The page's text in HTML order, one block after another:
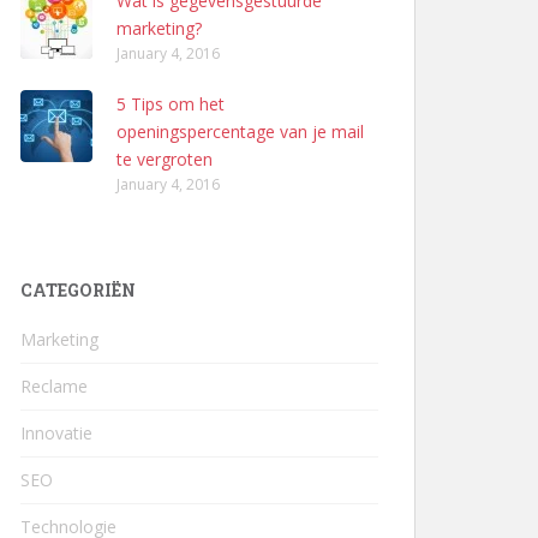
marketing?
January 4, 2016
5 Tips om het
openingspercentage van je mail
te vergroten
January 4, 2016
CATEGORIËN
Marketing
Reclame
Innovatie
SEO
Technologie